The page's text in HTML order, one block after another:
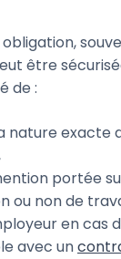
être
de :
nature exacte
portée
ou non de
en cas
avec un